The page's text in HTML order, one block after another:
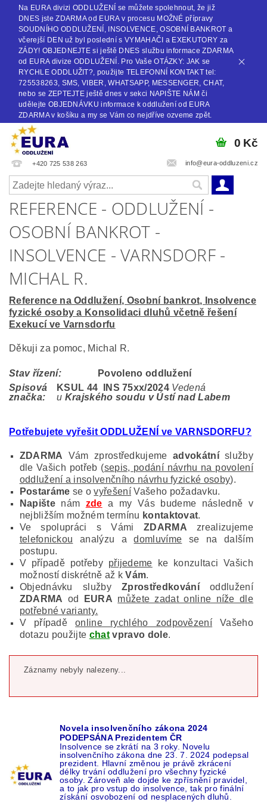
Na EURA divizi ODDLUŽENÍ se můžete spolehnout, že již
DNES jste ZDARMA od EURA v procesu MOŽNÉ přípravy
SOUDNÍHO ODDLUŽENÍ, INSOLVENCE, OSOBNÍ BANKROT a
včerejší DEN už byl poslední s VYMAHAČI a EXEKUTORY za
ZÁDY! OBJEDNEJTE si ještě DNES službu informace ZDARMA
od EURA divize ODDLUŽENÍ. Pro Vaše OTÁZKY: JAK se
RYCHLE ODDLUŽIT?, použijte TELEFONNÍ KONTAKT tel:
725538263, SMS, VIBER, WHATSAPP, MESSENGER, CHAT,
nebo se ZEPTEJTE ještě dnes v sekci NAPIŠTE NÁM či
udělejte OBJEDNÁVKU informace k oddlužení od EURA
ZDARMA v košíku a my se Vám co nejdříve ozveme zpět.
+420 725 538 263 info@eura-oddluzeni.cz
0 Kč
REFERENCE - ODDLUŽENÍ -
OSOBNÍ BANKROT -
INSOLVENCE - VARNSDORF -
MICHAL R.
Reference na Oddlužení, Osobní bankrot, Insolvence
fyzické osoby a Konsolidaci dluhů včetně řešení
Exekucí ve Varnsdorfu
Děkuji za pomoc, Michal R.
Stav řízení:
Povoleno oddlužení
Spisová
značka:
KSUL 44 INS 75xx/2024 Vedená
u Krajského soudu v Ústí nad Labem
Potřebujete vyřešit ODDLUŽENÍ ve VARNSDORFU?
ZDARMA Vám zprostředkujeme advokátníslužby
dle Vašich potřeb (sepis, podání návrhu na povolení
oddlužení a insolvenčního návrhu fyzické osoby).
Postaráme se ovyřešeníVašeho požadavku.
Napištenám zde a my Vás budeme následně v
nejbližším možném termínu kontaktovat.
Ve spolupráci s Vámi ZDARMA zrealizujeme
telefonickou analýzu adomluvíme se na dalším
postupu.
V případě potřeby přijedeme ke konzultaci Vašich
možností diskrétně až kVám.
Objednávku služby
Zprostředkováníoddlužení
ZDARMA od EURA můžete zadat online níže dle
potřebné varianty.
V případěonline rychlého zodpovězení Vašeho
dotazu použijte chatvpravo dole.
Záznamy nebyly nalezeny...
Novela insolvenčního zákona 2024
PODEPSÁNA Prezidentem ČR
Insolvence se zkrátí na 3 roky. Novelu
insolvenčního zákona dne 23. 7. 2024 podepsal
prezident. Hlavní změnou je právě zkrácení
délky trvání oddlužení pro všechny fyzické
osoby. Zároveň ale dojde ke zpřísnění pravidel,
a to jak pro vstup do insolvence, tak pro finální
získání osvobození od nesplacených dluhů.